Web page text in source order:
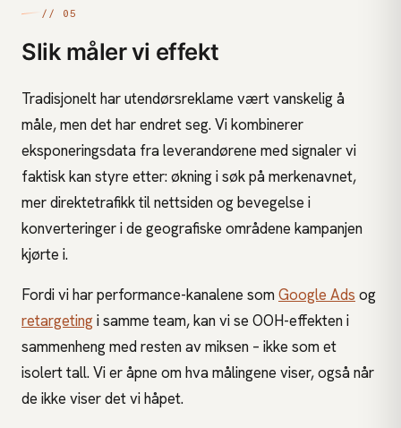
// 05
Slik måler vi effekt
Tradisjonelt har utendørsreklame vært vanskelig å
måle, men det har endret seg. Vi kombinerer
eksponeringsdata fra leverandørene med signaler vi
faktisk kan styre etter: økning i søk på merkenavnet,
mer direktetrafikk til nettsiden og bevegelse i
konverteringer i de geografiske områdene kampanjen
kjørte i.
Fordi vi har performance-kanalene somGoogle Ads og
retargetingi samme team, kan vi se OOH-effekten i
sammenheng med resten av miksen – ikke som et
isolert tall. Vi er åpne om hva målingene viser, også når
de ikke viser det vi håpet.